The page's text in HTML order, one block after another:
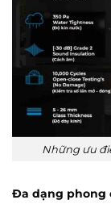
Những ưu
Đa dạng phong